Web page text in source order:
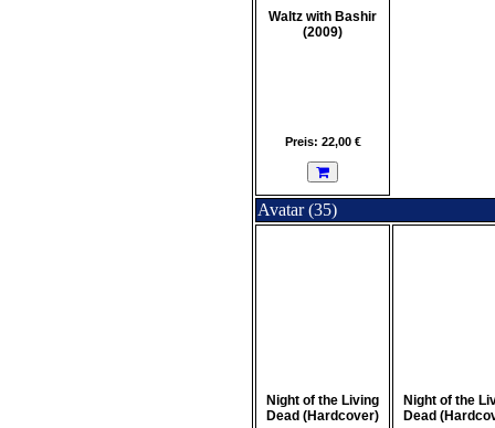
Waltz with Bashir
(2009)
Preis: 22,00 €
Avatar (35)
Night of the Living
Dead (Hardcover)
Night of the
Dead